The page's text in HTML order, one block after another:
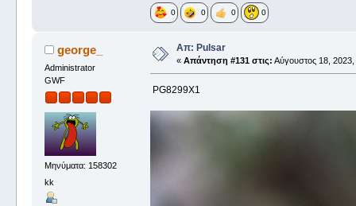
0 0 0 0
george_
Administrator
GWF
Μηνύματα: 158302
kk
Απ: Pulsar
« Απάντηση #131 στις: Αύγουστος 18,
PG8299X1